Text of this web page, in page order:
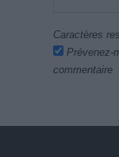
Caractères
Prévenez-
commentaire